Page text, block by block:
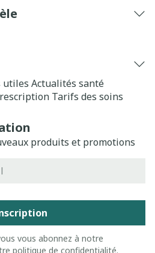
utiles Actualités santé
Tarifs des soins
produits et promotions
vous abonnez à notre
politique de confidentialité.